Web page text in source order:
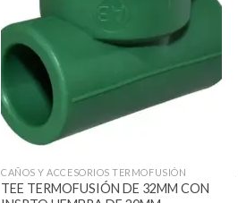
CAÑOS Y ACCESORIOS TERMOFUSIÓN
TEE TERMOFUSIÓN DE 32MM CON